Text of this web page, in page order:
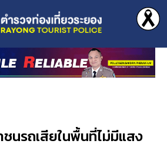
ชนรถเสียในพื้นที่ไม่มีแสง